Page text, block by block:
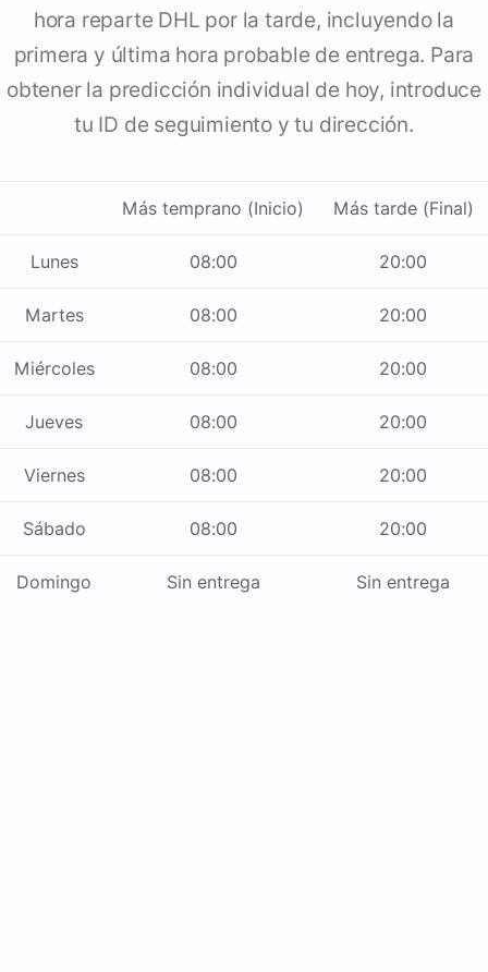
hora reparte DHL por la tarde, incluyendo la
primera y última hora probable de entrega. Para
obtener la predicción individual de hoy, introduce
tu ID de seguimiento y tu dirección.
Más temprano (Inicio) Más tarde (Final)
Lunes 08:00 20:00
Martes 08:00 20:00
Miércoles 08:00 20:00
Jueves 08:00 20:00
Viernes 08:00 20:00
Sábado 08:00 20:00
Domingo Sin entrega Sin entrega